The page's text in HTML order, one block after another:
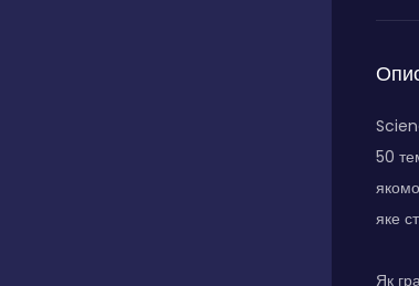
50
яке
Як